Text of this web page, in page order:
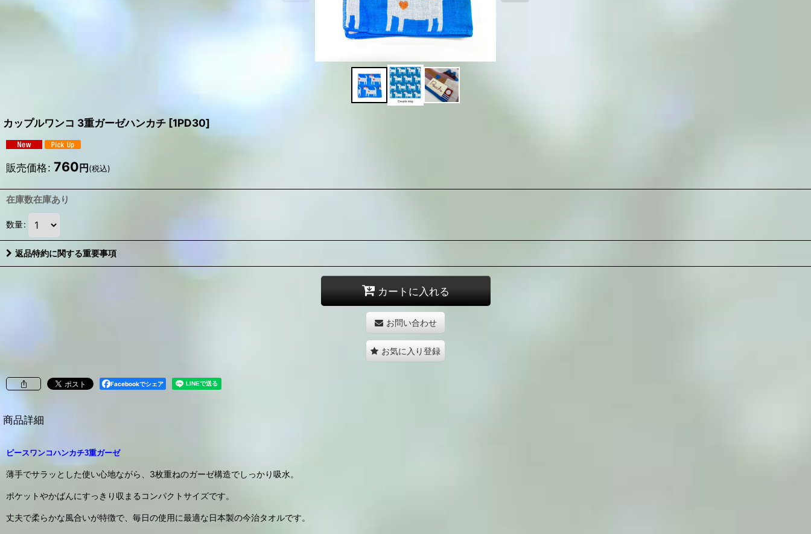
カップルワンコ 3重ガーゼハンカチ [1PD30]
販売価格: 760 円 (税込)
在庫数在庫あり
数量:
返品特約に関する重要事項
カートに入れる
お問い合わせ
お気に入り登録
Facebookでシェア
商品詳細
ピースワンコハンカチ3重ガーゼ
薄手でサラッとした使い心地ながら、3枚重ねのガーゼ構造でしっかり吸水。
ポケットやかばんにすっきり収まるコンパクトサイズです。
丈夫で柔らかな風合いが特徴で、毎日の使用に最適な日本製の今治タオルです。